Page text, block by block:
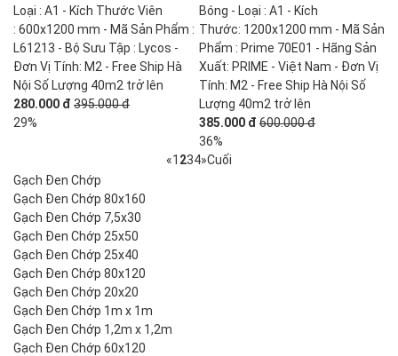
Loại : A1 - Kích Thước Viên
: 600x1200 mm - Mã Sản Phẩm :
L61213 - Bộ Sưu Tập : Lycos -
Đơn Vị Tính: M2 - Free Ship Hà
Nội Số Lượng 40m2 trở lên
280.000 đ 395.000 đ
29%
Bóng - Loại : A1 - Kích
Thước: 1200x1200 mm - Mã Sản
Phẩm : Prime 70E01 - Hãng Sản
Xuất: PRIME - Việt Nam - Đơn Vị
Tính: M2 - Free Ship Hà Nội Số
Lượng 40m2 trở lên
385.000 đ 600.000 đ
36%
«1 234»Cuối
Gạch Đen Chớp
Gạch Đen Chớp 80x160
Gạch Đen Chớp 7,5x30
Gạch Đen Chớp 25x50
Gạch Đen Chớp 25x40
Gạch Đen Chớp 80x120
Gạch Đen Chớp 20x20
Gạch Đen Chớp 1m x 1m
Gạch Đen Chớp 1,2m x 1,2m
Gạch Đen Chớp 60x120